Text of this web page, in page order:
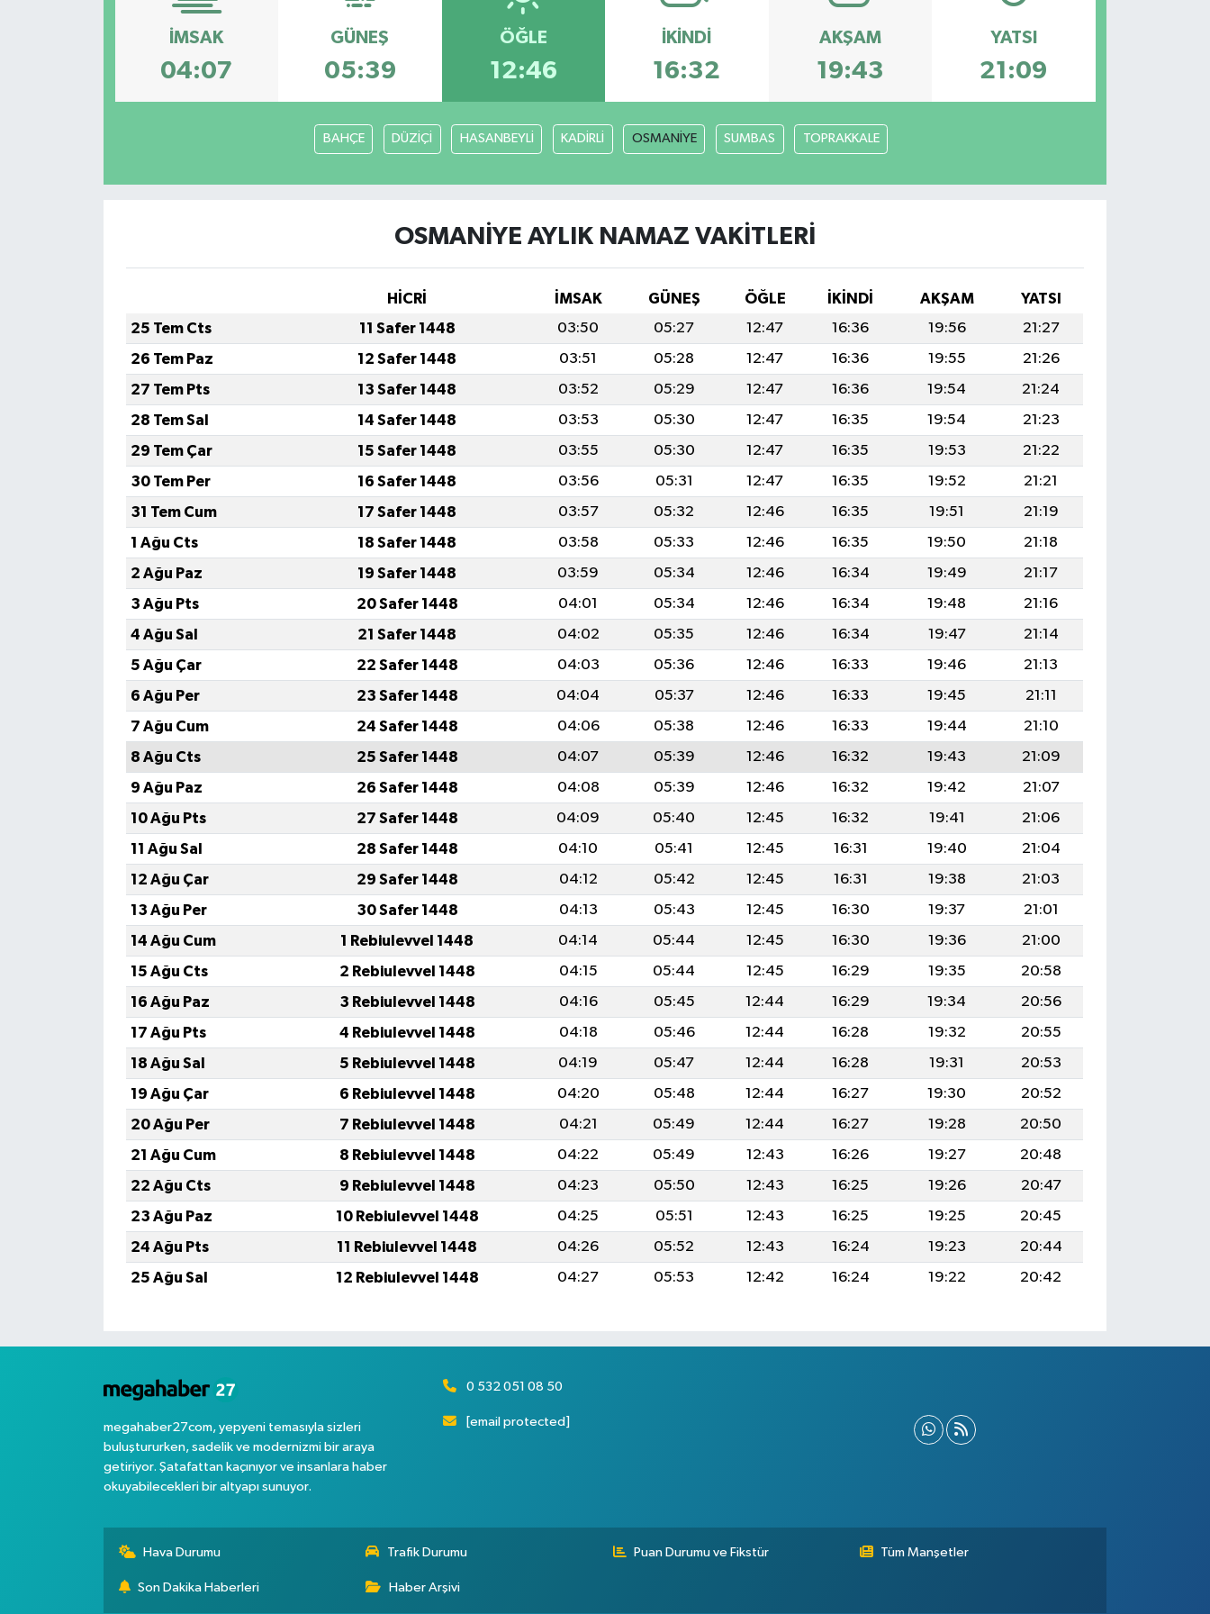
İMSAK
04:07
GÜNEŞ
05:39
ÖĞLE
12:46
İKINDI
16:32
AKŞAM
19:43
YATSI
21:09
BAHÇE DÜZİÇİ HASANBEYLİ KADİRLİ OSMANİYE SUMBAS TOPRAKKALE
OSMANİYE AYLIK NAMAZ VAKITLERI
HİCRİ İMSAK GÜNEŞ ÖĞLE İKINDI AKŞAM
YATSI
25 Tem Cts
11 Safer 1448 03:50 05:27 12:47 16:36 19:56
21:27
26 Tem Paz
12 Safer 1448 03:51 05:28 12:47 16:36 19:55
21:26
27 Tem Pts
13 Safer 1448 03:52 05:29 12:47 16:36 19:54
21:24
28 Tem Sal
14 Safer 1448 03:53 05:30 12:47 16:35 19:54
21:23
29 Tem Çar
15 Safer 1448 03:55 05:30 12:47 16:35 19:53
21:22
30 Tem Per
16 Safer 1448 03:56 05:31 12:47 16:35 19:52
21:21
31 Tem Cum
17 Safer 1448 03:57 05:32 12:46 16:35 19:51
21:19
1 Ağu Cts
18 Safer 1448 03:58 05:33 12:46 16:35 19:50
21:18
2 Ağu Paz
19 Safer 1448 03:59 05:34 12:46 16:34 19:49
21:17
3 Ağu Pts
20 Safer 1448 04:01 05:34 12:46 16:34 19:48
21:16
4 Ağu Sal
21 Safer 1448 04:02 05:35 12:46 16:34 19:47
21:14
5 Ağu Çar
22 Safer 1448 04:03 05:36 12:46 16:33 19:46
21:13
6 Ağu Per
23 Safer 1448 04:04 05:37 12:46 16:33 19:45
21:11
7 Ağu Cum
24 Safer 1448 04:06 05:38 12:46 16:33 19:44
21:10
8 Ağu Cts
25 Safer 1448 04:07 05:39 12:46 16:32 19:43
21:09
9 Ağu Paz
26 Safer 1448 04:08 05:39 12:46 16:32 19:42
21:07
10 Ağu Pts
27 Safer 1448 04:09 05:40 12:45 16:32 19:41
21:06
11 Ağu Sal
28 Safer 1448 04:10 05:41 12:45 16:31 19:40
21:04
12 Ağu Çar
29 Safer 1448 04:12 05:42 12:45 16:31 19:38
21:03
13 Ağu Per
30 Safer 1448 04:13 05:43 12:45 16:30 19:37
21:01
14 Ağu Cum
1 Rebiulevvel 1448 04:14 05:44 12:45 16:30 19:36
21:00
15 Ağu Cts
2 Rebiulevvel 1448 04:15 05:44 12:45 16:29 19:35
20:58
16 Ağu Paz
3 Rebiulevvel 1448 04:16 05:45 12:44 16:29 19:34
20:56
17 Ağu Pts
4 Rebiulevvel 1448 04:18 05:46 12:44 16:28 19:32
20:55
18 Ağu Sal
5 Rebiulevvel 1448 04:19 05:47 12:44 16:28 19:31
20:53
19 Ağu Çar
6 Rebiulevvel 1448 04:20 05:48 12:44 16:27 19:30
20:52
20 Ağu Per
7 Rebiulevvel 1448 04:21 05:49 12:44 16:27 19:28
20:50
21 Ağu Cum
8 Rebiulevvel 1448 04:22 05:49 12:43 16:26 19:27
20:48
22 Ağu Cts
9 Rebiulevvel 1448 04:23 05:50 12:43 16:25 19:26
20:47
23 Ağu Paz
10 Rebiulevvel 1448 04:25 05:51 12:43 16:25 19:25
20:45
24 Ağu Pts
11 Rebiulevvel 1448 04:26 05:52 12:43 16:24 19:23
20:44
25 Ağu Sal
12 Rebiulevvel 1448 04:27 05:53 12:42 16:24 19:22 20:42
megahaber27com, yepyeni temasıyla sizleri
buluştururken, sadelik ve modernizmi bir araya
getiriyor. Şatafattan kaçınıyor ve insanlara haber
okuyabilecekleri bir altyapı sunuyor.
0 532 051 08 50
[email protected]
Hava Durumu Trafik Durumu Puan Durumu ve Fikstür Tüm Manşetler
Son Dakika Haberleri Haber Arşivi